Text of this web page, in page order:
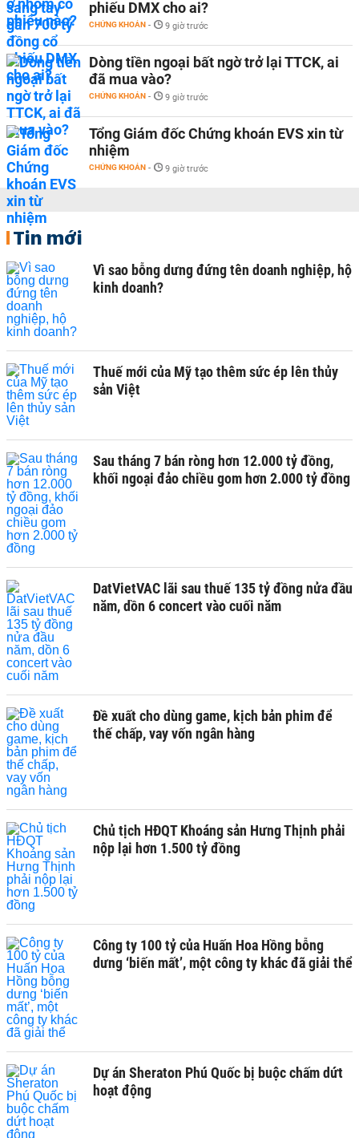
phiếu DMX cho ai?
CHỨNG KHOÁN - 9 giờ trước
Dòng tiền ngoại bất ngờ trở lại TTCK, ai
đã mua vào?
CHỨNG KHOÁN - 9 giờ trước
Tổng Giám đốc Chứng khoán EVS xin từ
nhiệm
CHỨNG KHOÁN - 9 giờ trước
Tin mới
Vì sao bỗng dưng đứng tên doanh nghiệp, hộ
kinh doanh?
Thuế mới của Mỹ tạo thêm sức ép lên thủy
sản Việt
Sau tháng 7 bán ròng hơn 12.000 tỷ đồng,
khối ngoại đảo chiều gom hơn 2.000 tỷ đồng
DatVietVAC lãi sau thuế 135 tỷ đồng nửa đầu
năm, dồn 6 concert vào cuối năm
Đề xuất cho dùng game, kịch bản phim để
thế chấp, vay vốn ngân hàng
Chủ tịch HĐQT Khoáng sản Hưng Thịnh phải
nộp lại hơn 1.500 tỷ đồng
Công ty 100 tỷ của Huấn Hoa Hồng bỗng
dưng ‘biến mất’, một công ty khác đã giải thể
Dự án Sheraton Phú Quốc bị buộc chấm dứt
hoạt động